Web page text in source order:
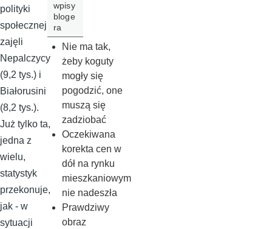
polityki
społecznej
zajęli
Nepalczycy
(9,2 tys.) i
Białorusini
(8,2 tys.).
Już tylko ta,
jedna z
wielu,
statystyk
przekonuje,
jak - w
sytuacji
wpisy
bloge
ra
Nie ma tak,
żeby koguty
mogły się
pogodzić, one
muszą się
zadziobać
Oczekiwana
korekta cen w
dół na rynku
mieszkaniowym
nie nadeszła
Prawdziwy
obraz